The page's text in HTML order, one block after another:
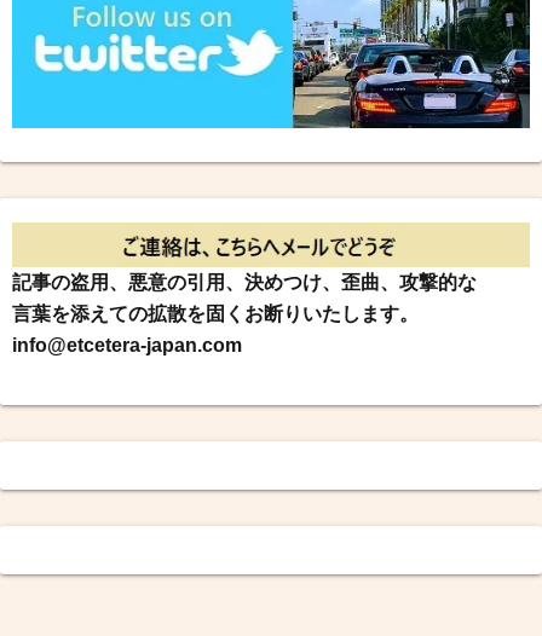
記事の盗用、悪意の引用、決めつけ、歪曲、攻撃的な
言葉を添えての拡散を固くお断りいたします。
info@etcetera-japan.com